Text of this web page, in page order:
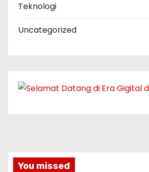
Teknologi
Uncategorized
You missed